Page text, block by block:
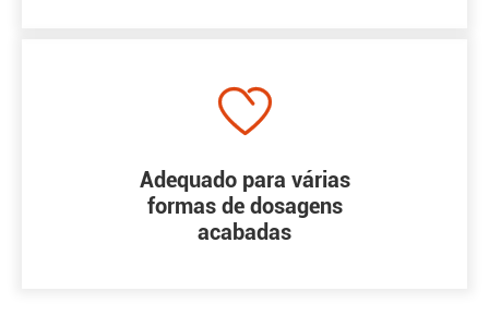

Adequado para várias
formas de dosagens
acabadas